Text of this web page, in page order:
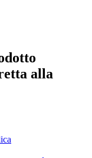
alla